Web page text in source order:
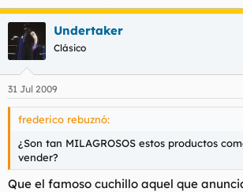
Undertaker
Clásico
31 Jul 2009
frederico rebuznó:
¿Son tan MILAGROSOS estos productos
vender?
Que el famoso cuchillo aquel que